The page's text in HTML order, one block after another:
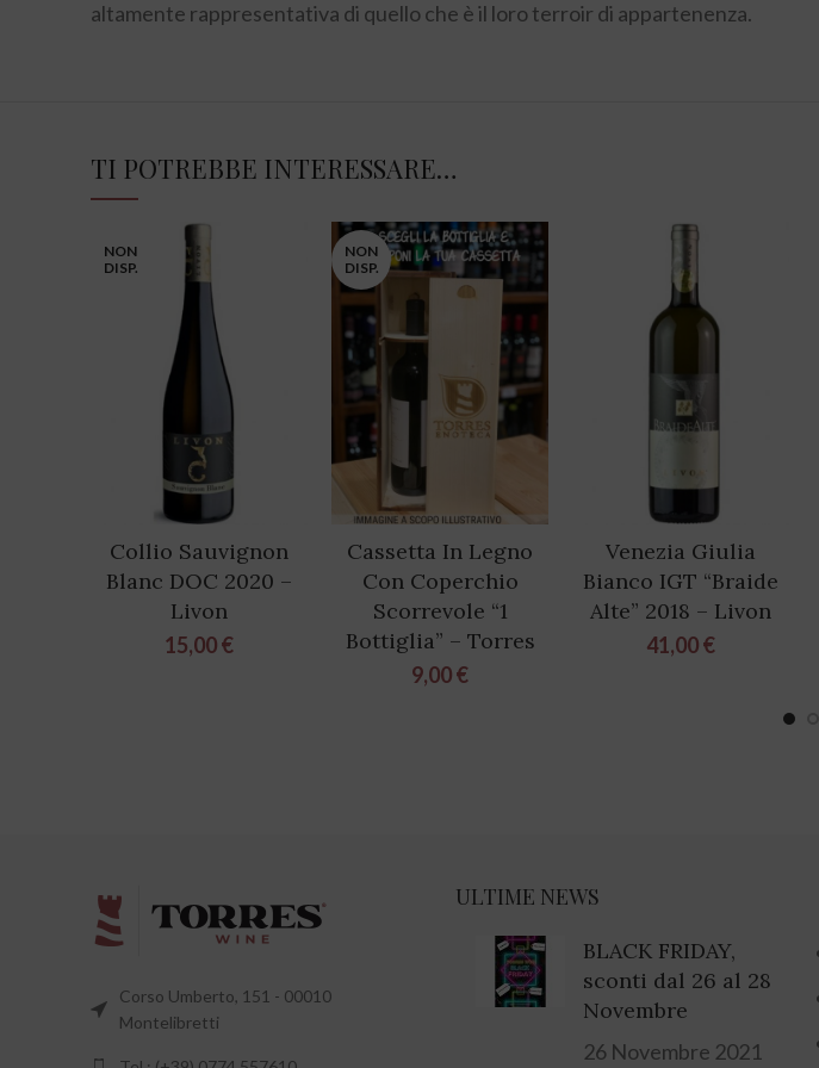
altamente rappresentativa di quello che è il loro terroir di appartenenza.
TI POTREBBE INTERESSARE…
NON
DISP.
Collio Sauvignon
Blanc DOC 2020 –
Livon
15,00€
NON
DISP.
Cassetta In Legno
Con Coperchio
Scorrevole “1
Bottiglia” – Torres
9,00€
Venezia Giulia
Bianco IGT “Braide
Alte” 2018 – Livon
41,00€
Corso Umberto, 151 - 00010
Montelibretti
ULTIME NEWS
BLACK FRIDAY,
sconti dal 26 al 28
Novembre
26 Novembre 2021